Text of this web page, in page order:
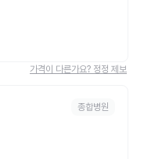
가격이 다른가요? 정정 제보
종합병원